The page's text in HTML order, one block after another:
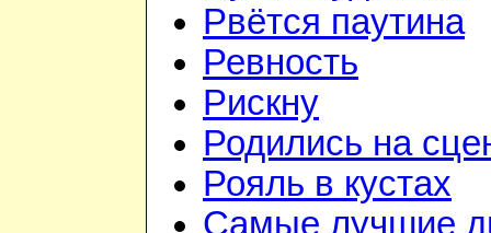
Рвётся паутина
Ревность
Рискну
Родились на
Рояль в кустах
Самые лучшие